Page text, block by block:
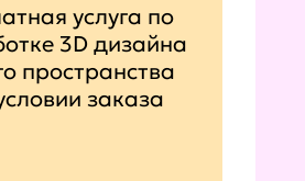
услуга по
3D дизайна
пространства
заказа